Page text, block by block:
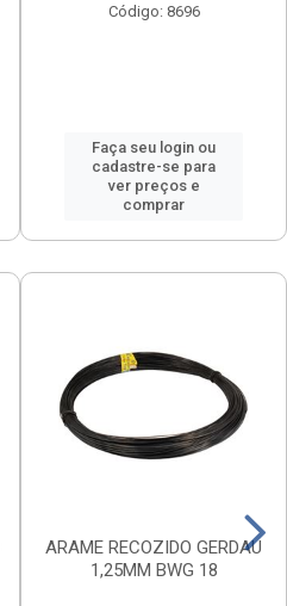
Código: 8696
Faça seu login ou
cadastre-se para
ver preços e
comprar
ARAME RECOZIDO GERDAU
1,25MM BWG 18